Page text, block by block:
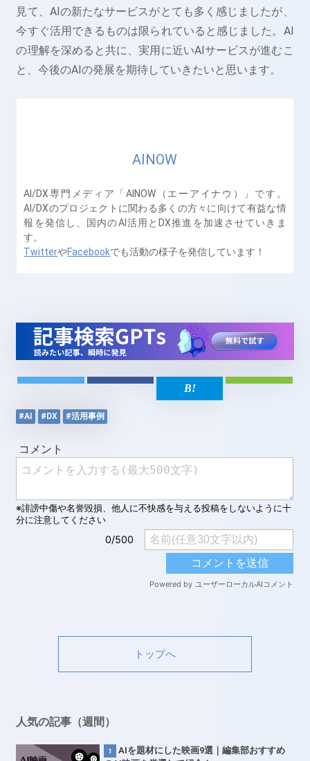
見て、AIの新たなサービスがとても多く感じましたが、
今すぐ活用できるものは限られていると感じました。AI
の理解を深めると共に、実用に近いAIサービスが進むこ
と、今後のAIの発展を期待していきたいと思います。
AINOW
AI/DX専門メディア「AINOW（エーアイナウ）」です。
AI/DXのプロジェクトに関わる多くの方々に向けて有益な情
報を発信し、国内のAI活用とDX推進を加速させていきま
す。
TwitterやFacebookでも活動の様子を発信しています！
#AI #DX #活用事例
トップへ
人気の記事（週間）
AIを題材にした映画9選｜編集部おすすめ